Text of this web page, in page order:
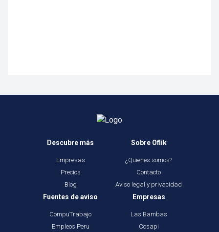
Descubre más
Empresas
Precios
Blog
Sobre Oflik
¿Quienes somos?
Contacto
Aviso legal y privacidad
Fuentes de aviso
CompuTrabajo
Empleos Peru
Empresas
Las Bambas
Cosapi